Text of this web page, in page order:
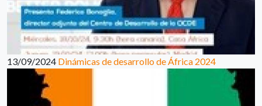
13/09/2024 Dinámicas de desarrollo de África 2024